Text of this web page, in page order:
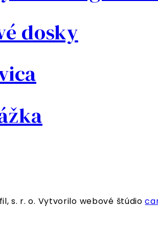
dosky
s. r. o. Vytvorilo webové štúdio